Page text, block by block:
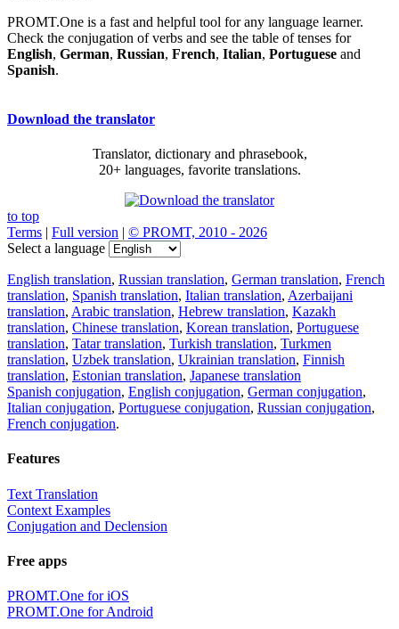
PROMT.One is a fast and helpful tool for any language learner.
Check the conjugation of verbs and see the table of tenses for
English, German, Russian, French, Italian, Portuguese and
Spanish.
Download the translator
Translator, dictionary and phrasebook,
20+ languages, favorite translations.
to top
Terms | Full version | © PROMT, 2010 - 2026
Select a language
English translation, Russian translation, German translation, French
translation, Spanish translation, Italian translation, Azerbaijani
translation, Arabic translation, Hebrew translation, Kazakh
translation, Chinese translation, Korean translation, Portuguese
translation, Tatar translation, Turkish translation, Turkmen
translation, Uzbek translation, Ukrainian translation, Finnish
translation, Estonian translation, Japanese translation
Spanish conjugation, English conjugation, German conjugation,
Italian conjugation, Portuguese conjugation, Russian conjugation,
French conjugation.
Features
Text Translation
Context Examples
Conjugation and Declension
Free apps
PROMT.One for iOS
PROMT.One for Android